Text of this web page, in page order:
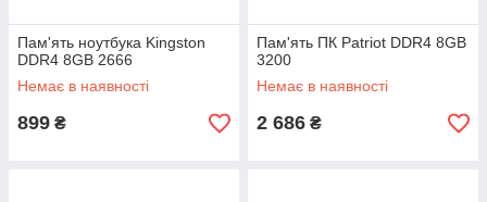
Пам'ять ноутбука Kingston
DDR4 8GB 2666
Немає в наявності
899 ₴
Пам'ять ПК Patriot DDR4 8GB
3200
Немає в наявності
2 686 ₴